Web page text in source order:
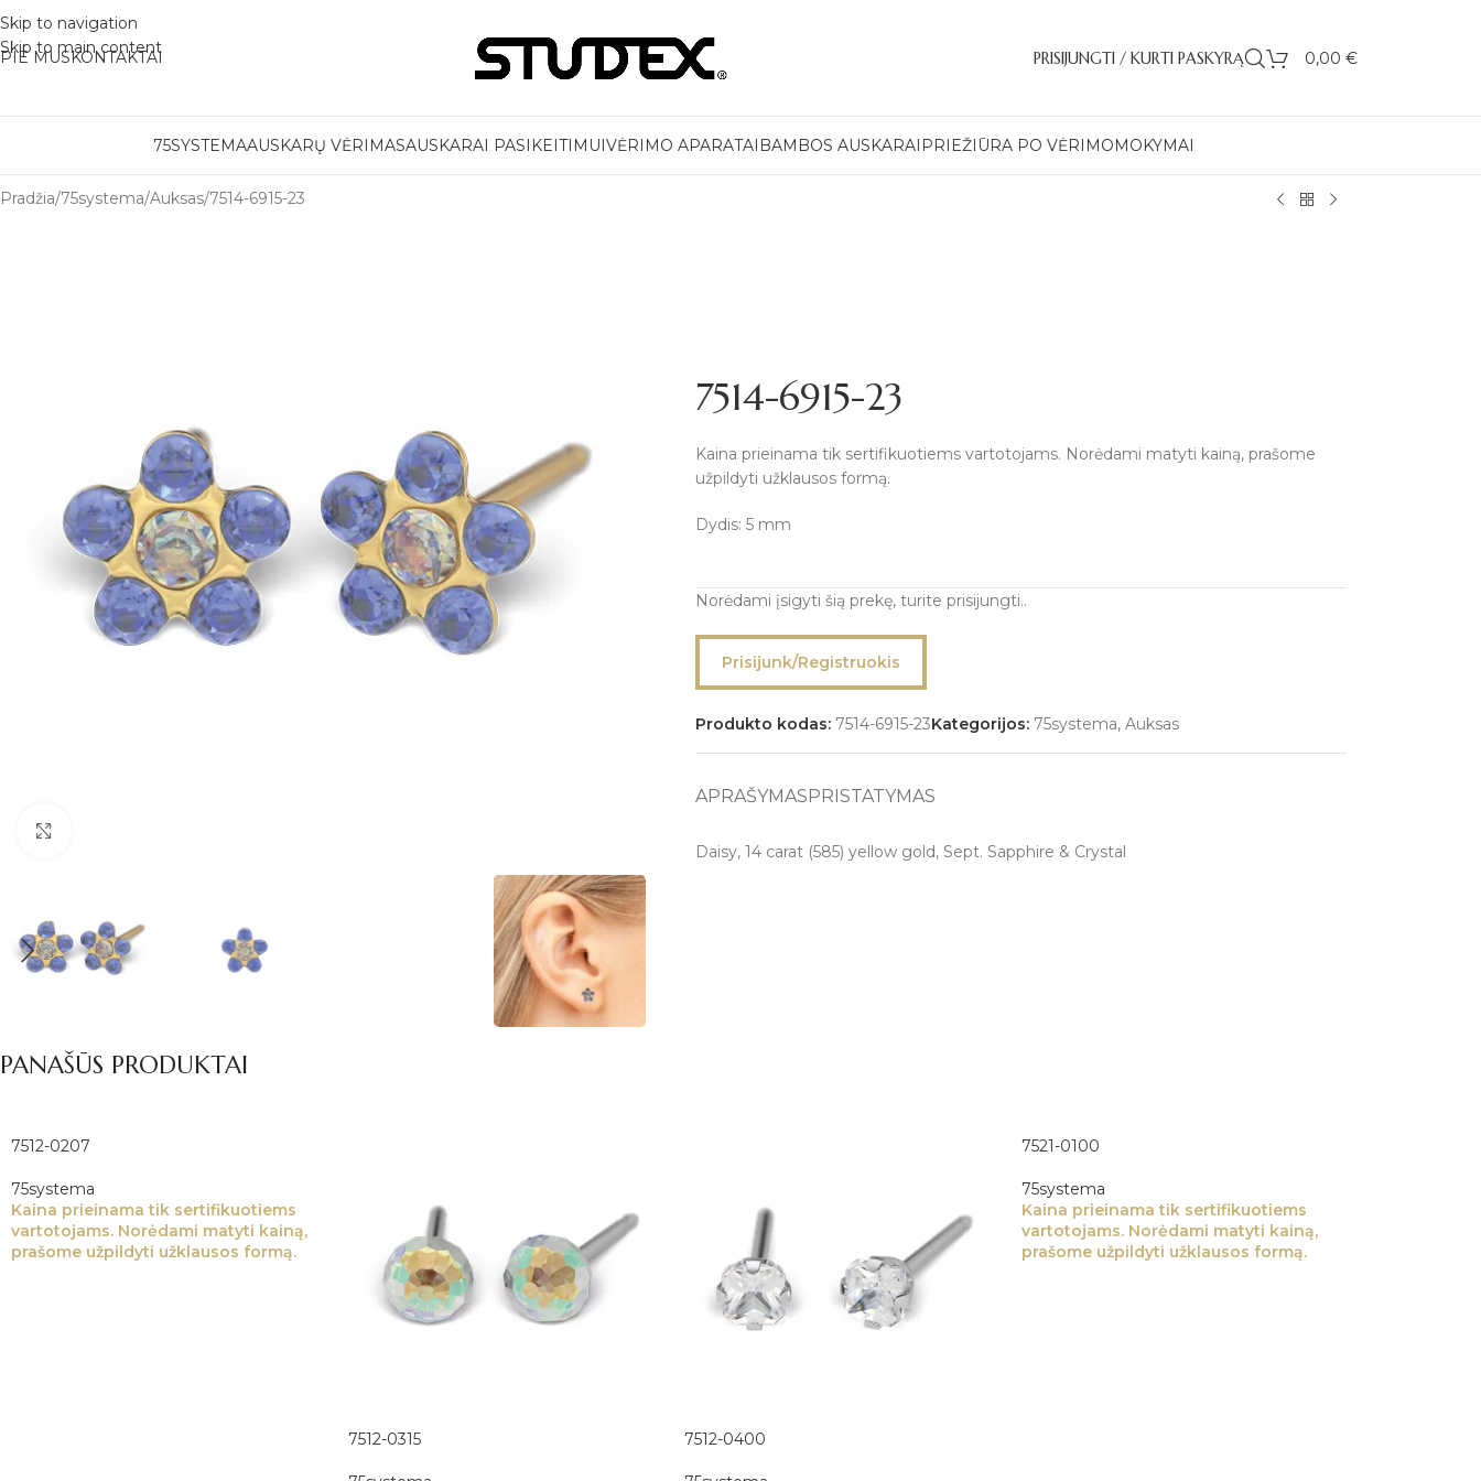
Skip to navigation
Skip to main content
MUSKONTAKTAI PRISIJUNGTI / KURTI PASKYRĄ 0,00 €
75SYSTEMAAUSKARŲ VĖRIMASAUSKARAI PASIKEITIMUIVĖRIMO APARATAI BAMBOS AUSKARAI PRIEŽIŪRA PO VĖRIMOMOKYMAI
Pradžia 75systema Auksas 7514-6915-23
7514-6915-23
Kaina prieinama tik sertifikuotiems vartotojams. Norėdami matyti kainą, prašome
užpildyti užklausos formą.
Dydis: 5 mm
Norėdami įsigyti šią prekę, turite prisijungti..
Prisijunk/Registruokis
Produkto kodas: 7514-6915-23Kategorijos: 75systema, Auksas
APRAŠYMASPRISTATYMAS
Daisy, 14 carat (585) yellow gold, Sept. Sapphire & Crystal
PANAŠŪS PRODUKTAI
7512-0207
75systema
Kaina prieinama tik sertifikuotiems
vartotojams. Norėdami matyti kainą,
prašome užpildyti užklausos formą.
7512-0315 7512-0400
7521-0100
75systema
Kaina prieinama tik sertifikuotiems
vartotojams. Norėdami matyti kainą,
prašome užpildyti užklausos formą.